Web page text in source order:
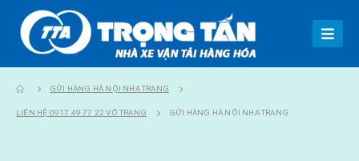
GỬI HÀNG HÀ NỘI NHA TRANG
LIÊN HỆ 0917 49 77 22 VÕ TRANG GỬI HÀNG HÀ NỘI NHA TRANG